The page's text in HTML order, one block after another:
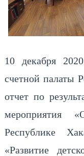
10 декабря
счетной палаты
отчет по
мероприятия
Республике
«Развитие